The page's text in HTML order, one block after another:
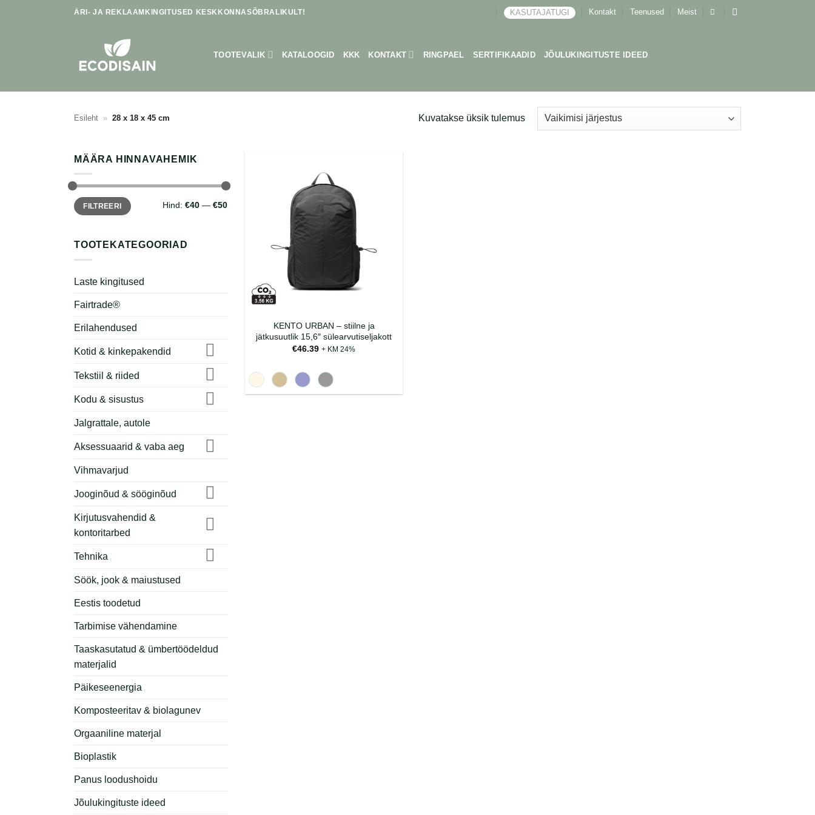
ÄRI- JA REKLAAMKINGITUSED KESKKONNASÕBRALIKULT! KASUTAJATUGI Kontakt Teenused Meist
TOOTEVALIK KATALOOGID KKK KONTAKT RINGPAEL SERTIFIKAADID JÕULUKINGITUSTE IDEED
Esileht » 28 x 18 x 45 cm Kuvatakse üksik tulemus
MÄÄRA HINNAVAHEMIK
Minimaalne
hind
Maksimaalne
hindFILTREERI Hind: €40— €50
TOOTEKATEGOORIAD
Laste kingitused
Fairtrade®
Erilahendused
Kotid & kinkepakendid
Tekstiil & riided
Kodu & sisustus
Jalgrattale, autole
Aksessuaarid & vaba aeg
Vihmavarjud
Jooginõud & sööginõud
Kirjutusvahendid &
kontoritarbed
Tehnika
Söök, jook & maiustused
Eestis toodetud
Tarbimise vähendamine
Taaskasutatud & ümbertöödeldud
materjalid
Päikeseenergia
Komposteeritav & biolagunev
Orgaaniline materjal
Bioplastik
Panus loodushoidu
Jõulukingituste ideed
KENTO URBAN – stiilne ja
jätkusuutlik 15,6″ sülearvutiseljakott
€46.39 + KM 24%